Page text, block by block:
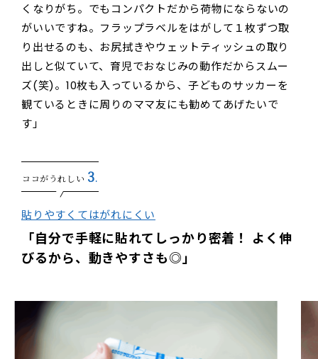
くなりがち。でもコンパクトだから荷物にならないの
がいいですね。フラップラベルをはがして１枚ずつ取
り出せるのも、お尻拭きやウェットティッシュの取り
出しと似ていて、育児でおなじみの動作だからスムー
ズ(笑)。10枚も入っているから、子どものサッカーを
観ているときに周りのママ友にも勧めてあげたいで
す」
ココがうれしい 3.
貼りやすくてはがれにくい
「自分で手軽に貼れてしっかり密着！ よく伸
びるから、動きやすさも◎」